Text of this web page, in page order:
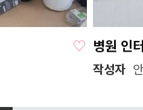
♡
작성자